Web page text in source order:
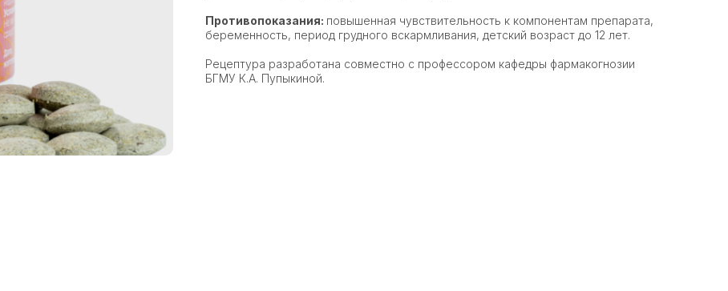
Противопоказания: повышенная чувствительность к компонентам препарата,
беременность, период грудного вскармливания, детский возраст до 12 лет.
Рецептура разработана совместно с профессором кафедры фармакогнозии
БГМУ К.А. Пупыкиной.